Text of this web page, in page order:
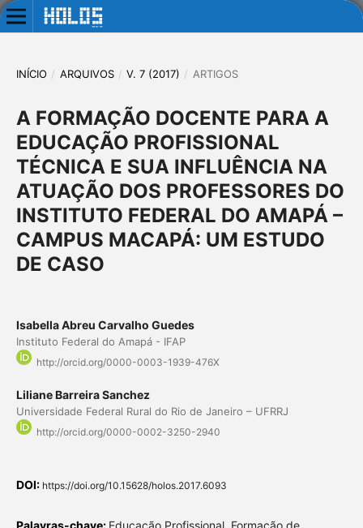
INÍCIO / ARQUIVOS / V. 7 (2017) / ARTIGOS
A FORMAÇÃO DOCENTE PARA A
EDUCAÇÃO PROFISSIONAL
TÉCNICA E SUA INFLUÊNCIA NA
ATUAÇÃO DOS PROFESSORES DO
INSTITUTO FEDERAL DO AMAPÁ –
CAMPUS MACAPÁ: UM ESTUDO
DE CASO
Isabella Abreu Carvalho Guedes
Instituto Federal do Amapá - IFAP
http://orcid.org/0000-0003-1939-476X
Liliane Barreira Sanchez
Universidade Federal Rural do Rio de Janeiro – UFRRJ
http://orcid.org/0000-0002-3250-2940
DOI: https://doi.org/10.15628/holos.2017.6093